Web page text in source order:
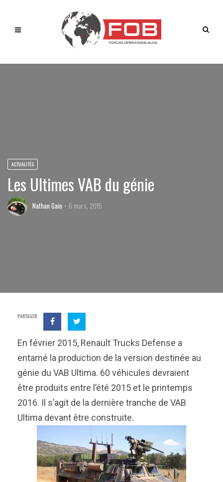
ACTUALITÉS
Les Ultimes VAB du génie
Nathan Gain 6 mars, 2015
PARTAGER
En février 2015, Renault Trucks Defense a
entamé la production de la version destinée au
génie du VAB Ultima. 60 véhicules devraient
être produits entre l’été 2015 et le printemps
2016. Il s’agit de la dernière tranche de VAB
Ultima devant être construite.